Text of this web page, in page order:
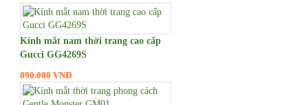
Kính mắt nam thời trang cao cấp
Gucci GG4269S
890.000 VNĐ